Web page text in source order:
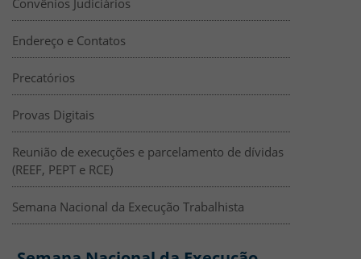
Convênios Judiciários
Endereço e Contatos
Precatórios
Provas Digitais
Reunião de execuções e parcelamento de dívidas
(REEF, PEPT e RCE)
Semana Nacional da Execução Trabalhista